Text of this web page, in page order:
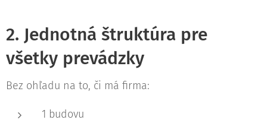
2. Jednotná štruktúra pre
všetky prevádzky
Bez ohľadu na to, či má firma:
1 budovu